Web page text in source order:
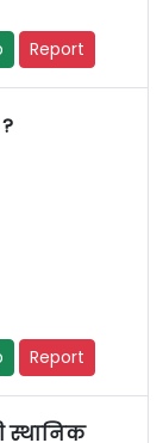
Report
Report
स्थानिक